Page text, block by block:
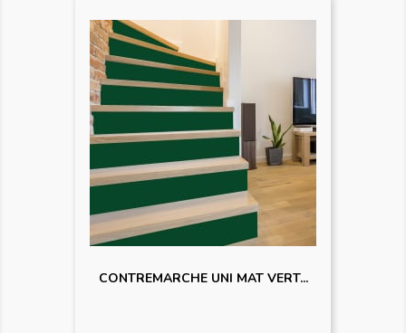
CONTREMARCHE UNI MAT VERT...